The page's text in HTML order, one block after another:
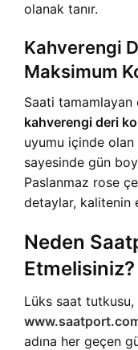
olanak tanır.
Kahverengi
Maksimum
Saati tamamlayan
kahverengi deri
uyumu içinde
sayesinde gün
Paslanmaz rose
detaylar, kalitenin
Neden
Etmelisiniz?
Lüks saat
adına her geçen